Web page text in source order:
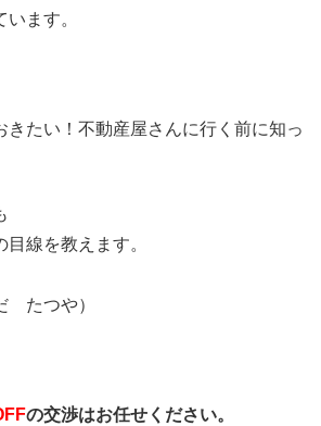
ます。
きたい！不動産屋さんに行く前に知っ
線を教えます。
たつや）
の交渉はお任せください。